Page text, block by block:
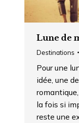
Lune de
Destinations
Pour une
idée, une
la fois si
reste une